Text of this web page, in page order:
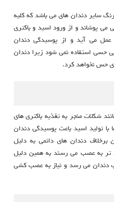
سایر دندان های می باشد که کلیه
می پوشاند و از ورود اسید و باکتری
عمل می آید و از پوسیدگی دندان
حسی استفاده نمی شود زیرا دندان
حس نخواهد کرد.
شکلات منجر به تغذیه باکتری های
تولید اسید باعث پوسیدگی دندان
دندان های دائمی به دلیل
تر به عصب می رسند به همین دلیل
دندان می رسد و نیاز به عصب کشی